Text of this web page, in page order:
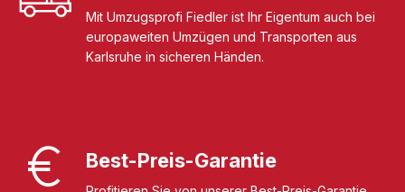
Mit Umzugsprofi Fiedler ist Ihr Eigentum auch bei
europaweiten Umzügen und Transporten aus
Karlsruhe in sicheren Händen.
Best-Preis-Garantie